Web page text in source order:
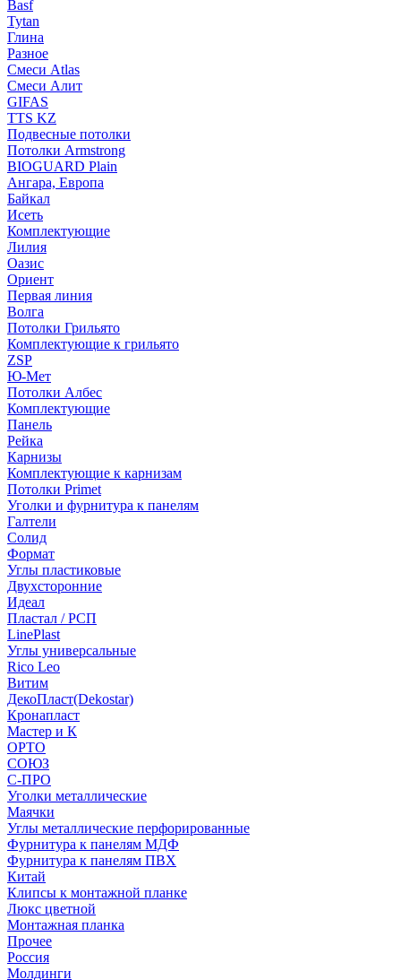
Basf
Tytan
Глина
Разное
Смеси Atlas
Смеси Алит
GIFAS
TTS KZ
Подвесные потолки
Потолки Armstrong
BIOGUARD Plain
Ангара, Европа
Байкал
Исеть
Комплектующие
Лилия
Оазис
Ориент
Первая линия
Волга
Потолки Грильято
Комплектующие к грильято
ZSP
Ю-Мет
Потолки Албес
Комплектующие
Панель
Рейка
Карнизы
Комплектующие к карнизам
Потолки Primet
Уголки и фурнитура к панелям
Галтели
Солид
Формат
Углы пластиковые
Двухсторонние
Идеал
Пластал / РСП
LinePlast
Углы универсальные
Rico Leo
Витим
ДекоПласт(Dekostar)
Кронапласт
Мастер и К
ОРТО
СОЮЗ
С-ПРО
Уголки металлические
Маячки
Углы металлические перфорированные
Фурнитура к панелям МДФ
Фурнитура к панелям ПВХ
Китай
Клипсы к монтажной планке
Люкс цветной
Монтажная планка
Прочее
Россия
Молдинги